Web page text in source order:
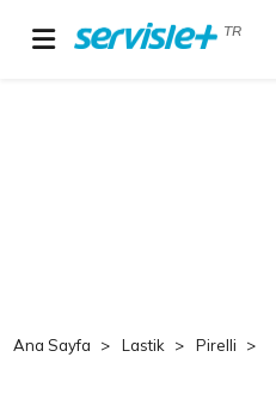
TR
Ana Sayfa Lastik Pirelli